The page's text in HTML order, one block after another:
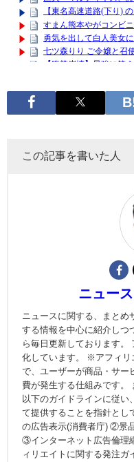
この記事を書いた人
ニュー
ニュースに関する、まとめ
する情報を中心に紹介しつ
ら毎日更新しております。
化しています。 ※アフィリ
で、ユーザーが商品・サー
費が発生する仕組みです。
以下のガイドラインに従い
て提供することを指針と
の広告表示(消費者庁) ②景
③インターネット広告倫理
ィリエイトに関する発注